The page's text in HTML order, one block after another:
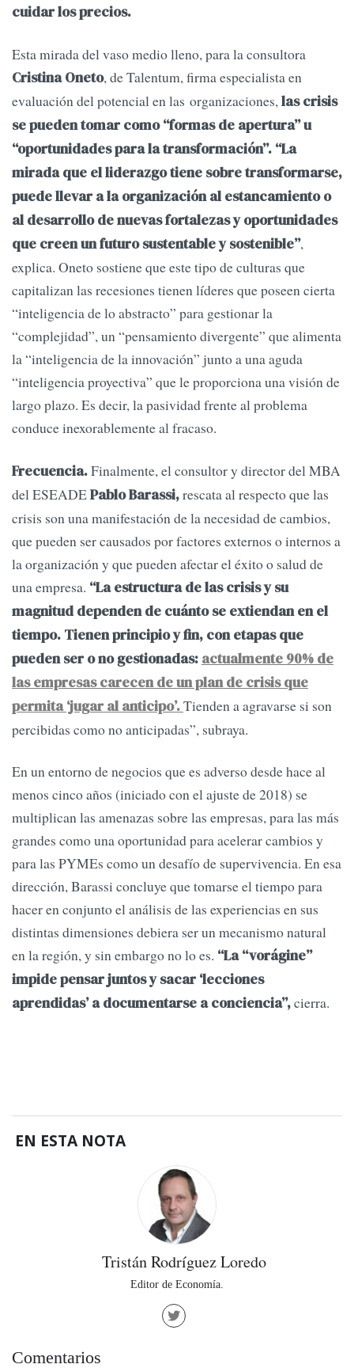
cuidar los precios.
Esta mirada del vaso medio lleno, para la consultora
Cristina Oneto, de Talentum, firma especialista en
evaluación del potencial en las organizaciones,las crisis
se pueden tomar como “formas de apertura” u
“oportunidades para la transformación”. “La
mirada que el liderazgo tiene sobre transformarse,
puede llevar a la organización al estancamiento o
al desarrollo de nuevas fortalezas y oportunidades
que creen un futuro sustentable y sostenible”,
explica. Oneto sostiene que este tipo de culturas que
capitalizan las recesiones tienen líderes que poseen cierta
“inteligencia de lo abstracto” para gestionar la
“complejidad”, un “pensamiento divergente” que alimenta
la “inteligencia de la innovación” junto a una aguda
“inteligencia proyectiva” que le proporciona una visión de
largo plazo. Es decir, la pasividad frente al problema
conduce inexorablemente al fracaso.
Frecuencia.Finalmente, el consultor y director del MBA
del ESEADEPablo Barassi,rescata al respecto que las
crisis son una manifestación de la necesidad de cambios,
que pueden ser causados por factores externos o internos a
la organización y que pueden afectar el éxito o salud de
una empresa. “La estructura de las crisis y su
magnitud dependen de cuánto se extiendan en el
tiempo. Tienen principio y fin, con etapas que
pueden ser o no gestionadas: actualmente 90% de
las empresas carecen de un plan de crisis que
permita ‘jugar al anticipo’.Tienden a agravarse si son
percibidas como no anticipadas”, subraya.
En un entorno de negocios que es adverso desde hace al
menos cinco años (iniciado con el ajuste de 2018) se
multiplican las amenazas sobre las empresas, para las más
grandes como una oportunidad para acelerar cambios y
para las PYMEs como un desafío de supervivencia. En esa
dirección, Barassi concluye que tomarse el tiempo para
hacer en conjunto el análisis de las experiencias en sus
distintas dimensiones debiera ser un mecanismo natural
en la región, y sin embargo no lo es. “La “vorágine”
impide pensar juntos y sacar ‘lecciones
aprendidas’ a documentarse a conciencia”,cierra.
EN ESTA NOTA
Tristán Rodríguez Loredo
Editor de Economía.
Comentarios